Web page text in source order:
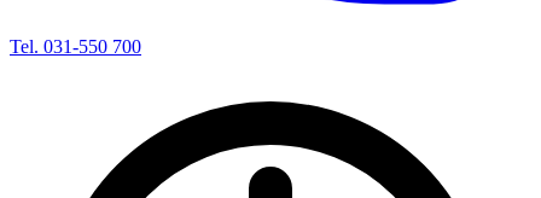
Tel. 031-550 700